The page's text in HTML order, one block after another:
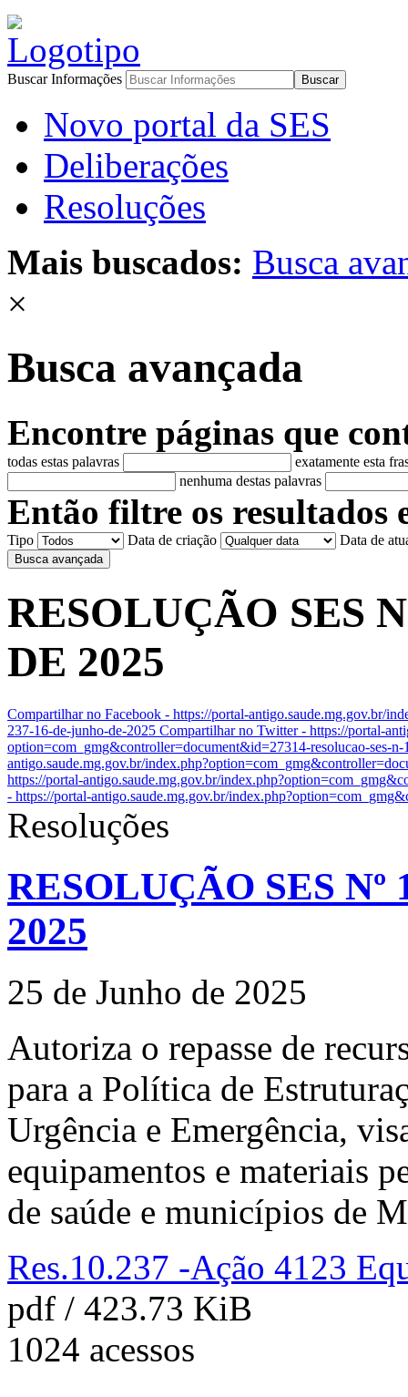
Buscar Informações
Novo portal da SES
Deliberações
Resoluções
Mais buscados: Busca
×
Busca avançada
Encontre páginas que
todas estas palavras
exatamente esta
nenhuma destas palavras
Então filtre os resultados
Tipo Data de criação Data de
RESOLUÇÃO SES
DE 2025
Compartilhar no Facebook - https://portal-antigo.saude.mg.gov.br/
237-16-de-junho-de-2025 Compartilhar no Twitter - https://portal-
option=com_gmg&controller=document&id=27314-resolucao-ses-
antigo.saude.mg.gov.br/
https://portal-antigo.saude.mg.gov.br/
- https://portal-antigo.saude.mg.gov.br/
Resoluções
RESOLUÇÃO SES Nº
2025
25 de Junho de 2025
Autoriza o repasse de
para a Política de
Urgência e Emergência,
equipamentos e materiais
de saúde e municípios de
Res.10.237 -Ação 4123
pdf / 423.73 KiB
1024 acessos